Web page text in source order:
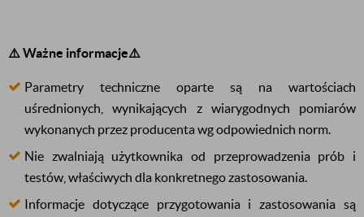
⚠️ Ważne informacje⚠️
Parametry techniczne oparte są na wartościach
uśrednionych, wynikających z wiarygodnych pomiarów
wykonanych przez producenta wg odpowiednich norm.
Nie zwalniają użytkownika od przeprowadzenia prób i
testów, właściwych dla konkretnego zastosowania.
Informacje dotyczące przygotowania i zastosowania są